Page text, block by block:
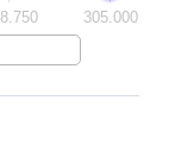
305.000